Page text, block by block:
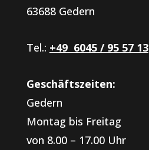
63688 Gedern
Tel.: +49 6045 / 95 57 13
Geschäftszeiten:
Gedern
Montag bis Freitag
von 8.00 – 17.00 Uhr